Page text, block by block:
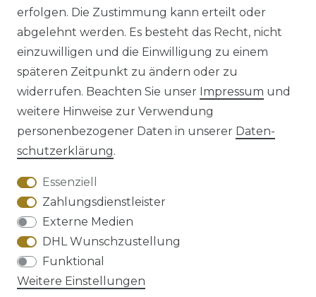
Impressum Daten­schutz­erklärung
AGB Barrierefreiheitserklärung
Widerrufs­recht
erfolgen. Die Zustimmung kann erteilt oder
abgelehnt werden. Es besteht das Recht, nicht
einzuwilligen und die Einwilligung zu einem
späteren Zeitpunkt zu ändern oder zu
widerrufen. Beachten Sie unser Impressum und
weitere Hinweise zur Verwendung
personenbezogener Daten in unserer Daten­
schutz­erklärung.
Essenziell
Zahlungsdienstleister
Externe Medien
DHL Wunschzustellung
Funktional
Weitere Einstellungen